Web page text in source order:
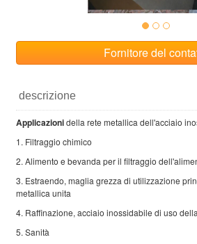
Fornitore del
descrizione
Applicazionidella rete metallica dell'acciaio
1. Filtraggio chimico
2. Alimento e bevanda per il filtraggio
3. Estraendo, maglia grezza di utilizzazione
metallica unita
4. Raffinazione, acciaio inossidabile di uso
5. Sanità